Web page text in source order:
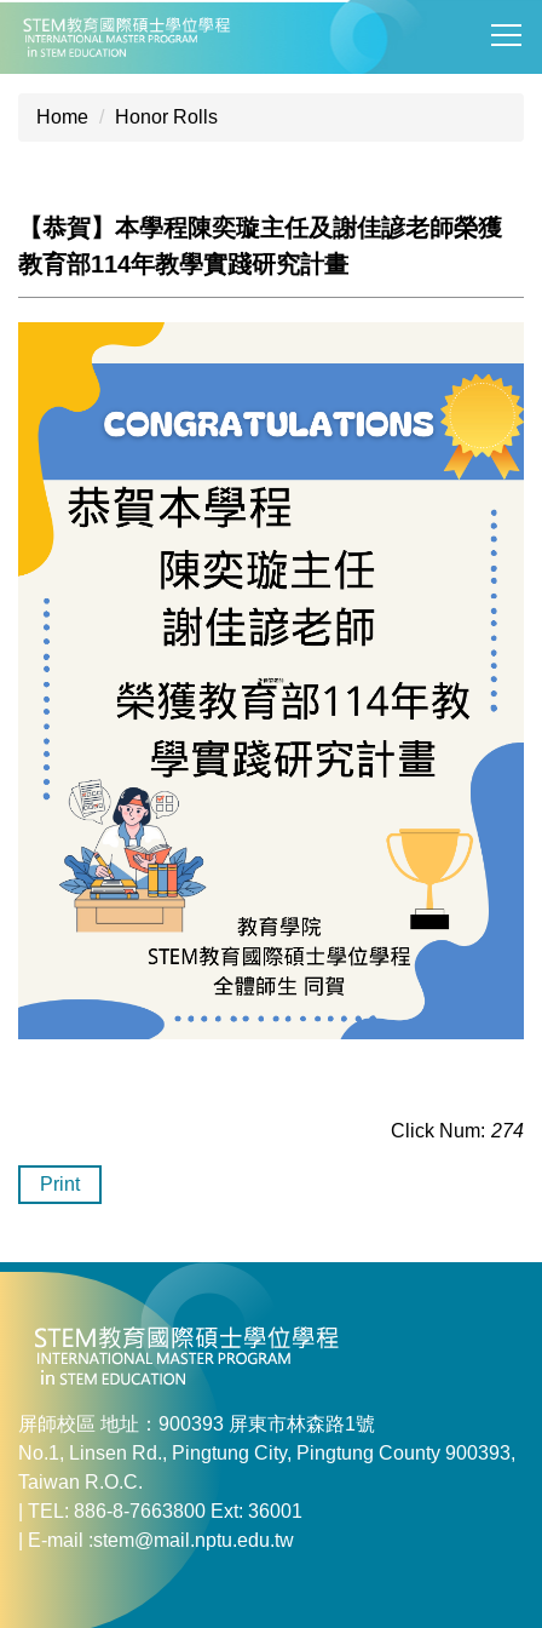
Jump
to
the
main
Home Honor Rolls
【恭賀】本學程陳奕璇主任及謝佳諺老師榮獲
教育部114年教學實踐研究計畫
Click Num: 274
Print
屏師校區 地址：900393 屏東市林森路1號
No.1, Linsen Rd., Pingtung City, Pingtung County 900393,
Taiwan R.O.C.
| TEL: 886-8-7663800 Ext: 36001
| E-mail :stem@mail.nptu.edu.tw